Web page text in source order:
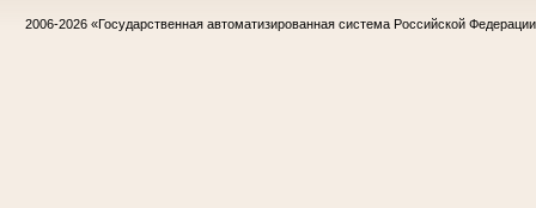
2006-2026 «Государственная автоматизированная система Российской